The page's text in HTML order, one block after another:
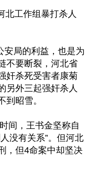
北工作组暴打杀人
安局的利益，也是为
不要断裂，河北省
奸杀死受害者康菊
另外三起强奸杀人
到昭雪。
间，王书金坚称自
没有关系”。但河北
，但4命案中却坚决